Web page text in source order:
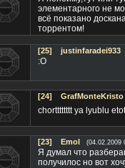
элементарного не
всё показано
торрентом!
[25] justinfaradei933
:О
[24] GrafMonteKristo
chortttttttt ya lyublu
[23] Emol (04.02.2009
Я думал что
получилос но вот